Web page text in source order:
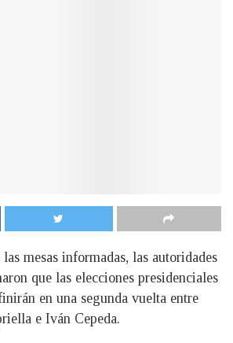
mesas informadas, las autoridades
que las elecciones presidenciales
en una segunda vuelta entre
e Iván Cepeda.